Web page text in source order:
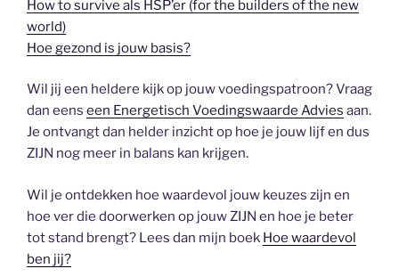
How to survive als HSP’er (for the builders of the new
world)
Hoe gezond is jouw basis?
Wil jij een heldere kijk op jouw voedingspatroon? Vraag
dan eens een Energetisch Voedingswaarde Advies aan.
Je ontvangt dan helder inzicht op hoe je jouw lijf en dus
ZIJN nog meer in balans kan krijgen.
Wil je ontdekken hoe waardevol jouw keuzes zijn en
hoe ver die doorwerken op jouw ZIJN en hoe je beter
tot stand brengt? Lees dan mijn boek Hoe waardevol
ben jij?